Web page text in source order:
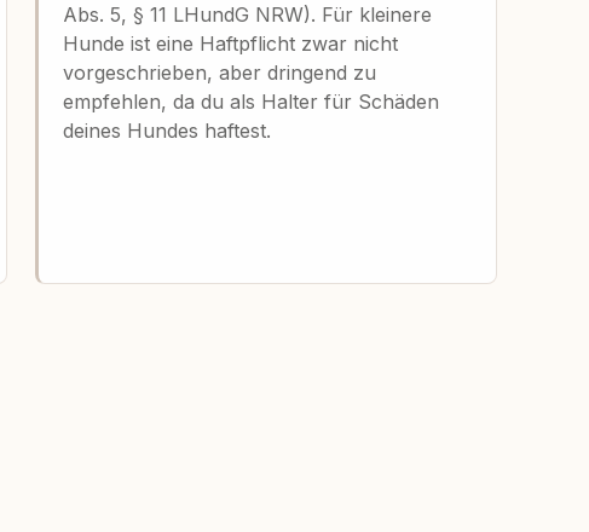
Abs. 5, § 11 LHundG NRW). Für kleinere
Hunde ist eine Haftpflicht zwar nicht
vorgeschrieben, aber dringend zu
empfehlen, da du als Halter für Schäden
deines Hundes haftest.